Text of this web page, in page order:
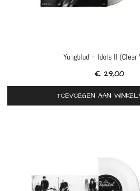
Yungblud – Idols II (Clear
€ 29,00
TOEVOEGEN AAN